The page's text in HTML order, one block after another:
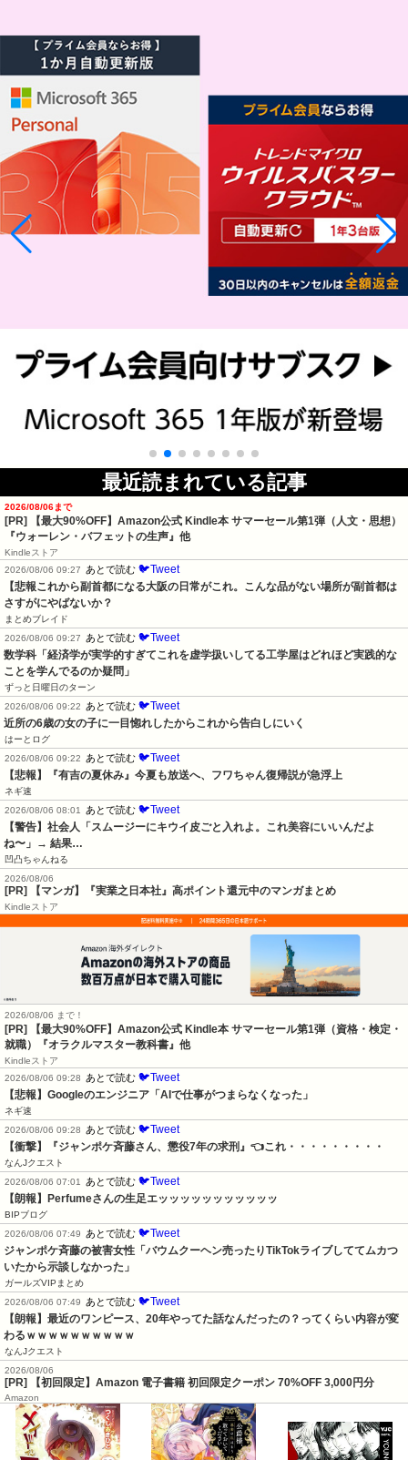
最近読まれている記事
2026/08/06まで
[PR]
【最大90%OFF】Amazon公式 Kindle本 サマーセール第1弾（人文・思想）
『ウォーレン・バフェットの生声』他
Kindleストア
2026/08/06 09:27
あとで読む 🐦Tweet
【悲報これから副首都になる大阪の日常がこれ。こんな品がない場所が副首都は
さすがにやばないか？
まとめブレイド
2026/08/06 09:27
あとで読む 🐦Tweet
数学科「経済学が実学的すぎてこれを虚学扱いしてる工学屋はどれほど実践的な
ことを学んでるのか疑問」
ずっと日曜日のターン
2026/08/06 09:22
あとで読む 🐦Tweet
近所の6歳の女の子に一目惚れしたからこれから告白しにいく
はーとログ
2026/08/06 09:22
あとで読む 🐦Tweet
【悲報】『有吉の夏休み』今夏も放送へ、フワちゃん復帰説が急浮上
ネギ速
2026/08/06 08:01
あとで読む 🐦Tweet
【警告】社会人「スムージーにキウイ皮ごと入れよ。これ美容にいいんだよ
ね〜」→ 結果…
凹凸ちゃんねる
2026/08/06
[PR] 【マンガ】『実業之日本社』高ポイント還元中のマンガまとめ
Kindleストア
2026/08/06 まで！
[PR]
【最大90%OFF】Amazon公式 Kindle本 サマーセール第1弾（資格・検定・
就職）『オラクルマスター教科書』他
Kindleストア
2026/08/06 09:28
あとで読む 🐦Tweet
【悲報】Googleのエンジニア「AIで仕事がつまらなくなった」
ネギ速
2026/08/06 09:28
あとで読む 🐦Tweet
【衝撃】『ジャンポケ斉藤さん、懲役7年の求刑』👈これ・・・・・・・・・
なんJクエスト
2026/08/06 07:01
あとで読む 🐦Tweet
【朗報】Perfumeさんの生足エッッッッッッッッッッッ
BIPブログ
2026/08/06 07:49
あとで読む 🐦Tweet
ジャンポケ斉藤の被害女性「バウムクーヘン売ったりTikTokライブしててムカつ
いたから示談しなかった」
ガールズVIPまとめ
2026/08/06 07:49
あとで読む 🐦Tweet
【朗報】最近のワンピース、20年やってた話なんだったの？ってくらい内容が変
わるｗｗｗｗｗｗｗｗｗｗ
なんJクエスト
2026/08/06
[PR] 【初回限定】Amazon 電子書籍 初回限定クーポン 70%OFF 3,000円分
Amazon